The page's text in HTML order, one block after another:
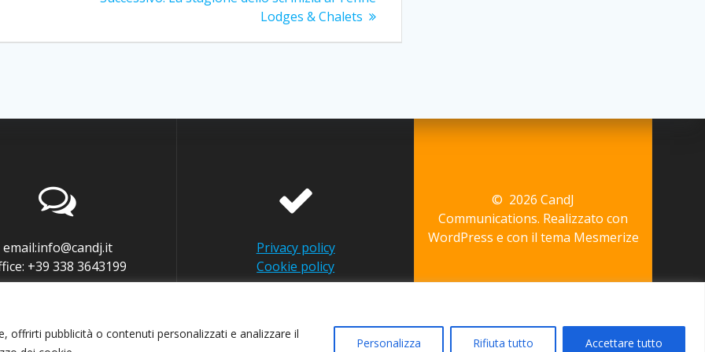
offrirti pubblicità o contenuti personalizzati e analizzare il
Personalizza Rifiuta tutto Accettare tutto
Lodges & Chalets
email:info@candj.it
+39 338 3643199
Privacy policy
Cookie policy
© 2026 CandJ
Communications. Realizzato con
WordPress e con il tema Mesmerize